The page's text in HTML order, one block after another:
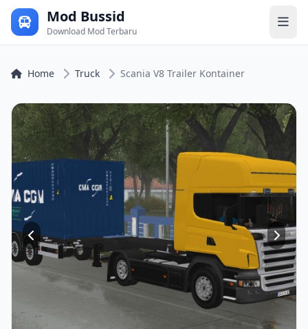
Mod Bussid
Download Mod Terbaru
Home Truck Scania V8 Trailer Kontainer